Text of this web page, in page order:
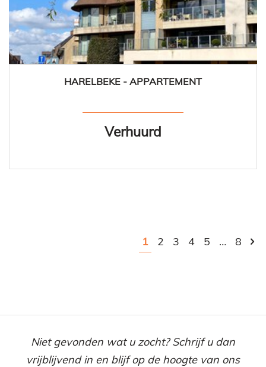
117 m² 2 1
HARELBEKE - APPARTEMENT
Verhuurd
1 2 3 4 5 … 8
Niet gevonden wat u zocht? Schrijf u dan
vrijblijvend in en blijf op de hoogte van ons